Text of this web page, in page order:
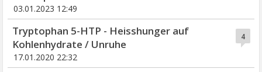
03.01.2023 12:49
4
Tryptophan 5-HTP - Heisshunger auf
Kohlenhydrate / Unruhe
17.01.2020 22:32